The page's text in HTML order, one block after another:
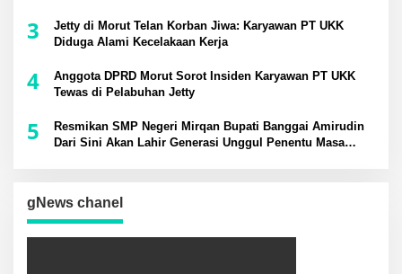
3
Jetty di Morut Telan Korban Jiwa: Karyawan PT UKK
Diduga Alami Kecelakaan Kerja
4
Anggota DPRD Morut Sorot Insiden Karyawan PT UKK
Tewas di Pelabuhan Jetty
5
Resmikan SMP Negeri Mirqan Bupati Banggai Amirudin
Dari Sini Akan Lahir Generasi Unggul Penentu Masa
gNews chanel